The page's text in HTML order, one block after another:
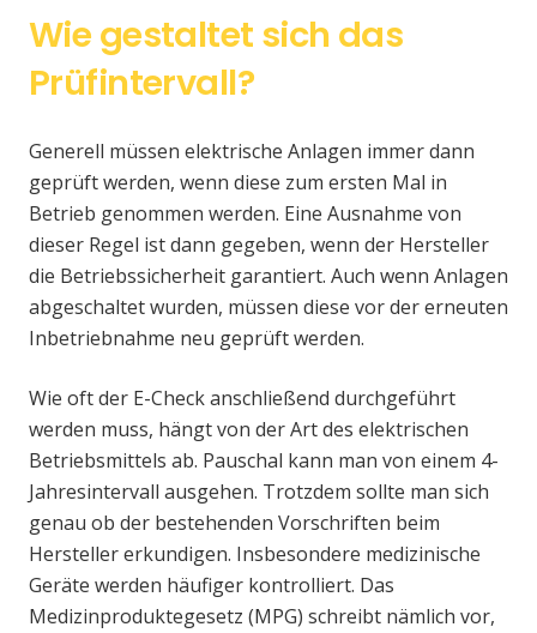
Wie gestaltet sich das
Prüfintervall?
Generell müssen elektrische Anlagen immer dann
geprüft werden, wenn diese zum ersten Mal in
Betrieb genommen werden. Eine Ausnahme von
dieser Regel ist dann gegeben, wenn der Hersteller
die Betriebssicherheit garantiert. Auch wenn Anlagen
abgeschaltet wurden, müssen diese vor der erneuten
Inbetriebnahme neu geprüft werden.
Wie oft der E-Check anschließend durchgeführt
werden muss, hängt von der Art des elektrischen
Betriebsmittels ab. Pauschal kann man von einem 4-
Jahresintervall ausgehen. Trotzdem sollte man sich
genau ob der bestehenden Vorschriften beim
Hersteller erkundigen. Insbesondere medizinische
Geräte werden häufiger kontrolliert. Das
Medizinproduktegesetz (MPG) schreibt nämlich vor,